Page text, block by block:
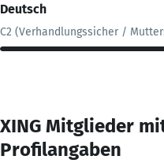
Deutsch
C2 (Verhandlungssicher /
XING Mitglieder
Profilangaben